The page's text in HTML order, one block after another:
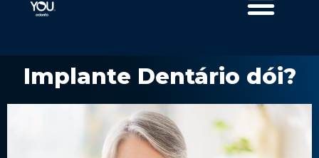
Implante Dentário dói?